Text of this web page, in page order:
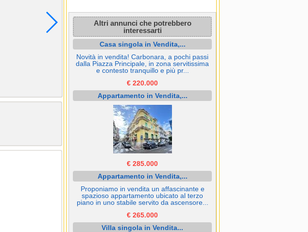
Altri annunci che potrebbero
interessarti
Casa singola in Vendita,...
Novità in vendita! Carbonara, a pochi passi
dalla Piazza Principale, in zona servitissima
e contesto tranquillo e più pr...
€ 220.000
Appartamento in Vendita,...
€ 285.000
Appartamento in Vendita,...
Proponiamo in vendita un affascinante e
spazioso appartamento ubicato al terzo
piano in uno stabile servito da ascensore...
€ 265.000
Villa singola in Vendita...